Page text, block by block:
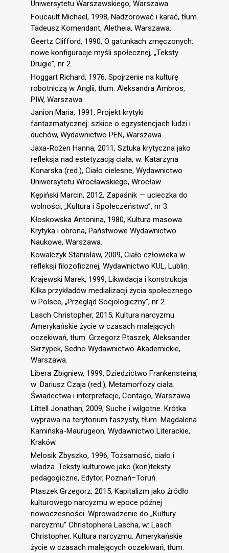
Uniwersytetu Warszawskiego, Warszawa.
Foucault Michael, 1998, Nadzorować i karać, tłum.
Tadeusz Komendant, Aletheia, Warszawa.
Geertz Clifford, 1990, O gatunkach zmęczonych:
nowe konfiguracje myśli społecznej, „Teksty
Drugie”, nr 2.
Hoggart Richard, 1976, Spojrzenie na kulturę
robotniczą w Anglii, tłum. Aleksandra Ambros,
PIW, Warszawa.
Janion Maria, 1991, Projekt krytyki
fantazmatycznej: szkice o egzystencjach ludzi i
duchów, Wydawnictwo PEN, Warszawa.
Jaxa-Rożen Hanna, 2011, Sztuka krytyczna jako
refleksja nad estetyzacją ciała, w: Katarzyna
Konarska (red.), Ciało cielesne, Wydawnictwo
Uniwersytetu Wrocławskiego, Wrocław.
Kępiński Marcin, 2012, Zapaśnik — ucieczka do
wolności, „Kultura i Społeczeństwo”, nr 3.
Kłoskowska Antonina, 1980, Kultura masowa.
Krytyka i obrona, Państwowe Wydawnictwo
Naukowe, Warszawa.
Kowalczyk Stanisław, 2009, Ciało człowieka w
refleksji filozoficznej, Wydawnictwo KUL, Lublin.
Krajewski Marek, 1999, Likwidacja i konstrukcja.
Kilka przykładów medializacji życia społecznego
w Polsce, „Przegląd Socjologiczny”, nr 2.
Lasch Christopher, 2015, Kultura narcyzmu.
Amerykańskie życie w czasach malejących
oczekiwań, tłum. Grzegorz Ptaszek, Aleksander
Skrzypek, Sedno Wydawnictwo Akademickie,
Warszawa.
Libera Zbigniew, 1999, Dziedzictwo Frankensteina,
w: Dariusz Czaja (red.), Metamorfozy ciała.
Świadectwa i interpretacje, Contago, Warszawa.
Littell Jonathan, 2009, Suche i wilgotne. Krótka
wyprawa na terytorium faszysty, tłum. Magdalena
Kamińska-Maurugeon, Wydawnictwo Literackie,
Kraków.
Melosik Zbyszko, 1996, Tożsamość, ciało i
władza. Teksty kulturowe jako (kon)teksty
pedagogiczne, Edytor, Poznań–Toruń.
Ptaszek Grzegorz, 2015, Kapitalizm jako źródło
kulturowego narcyzmu w epoce późnej
nowoczesności. Wprowadzenie do „Kultury
narcyzmu” Christophera Lascha, w: Lasch
Christopher, Kultura narcyzmu. Amerykańskie
życie w czasach malejących oczekiwań, tłum.